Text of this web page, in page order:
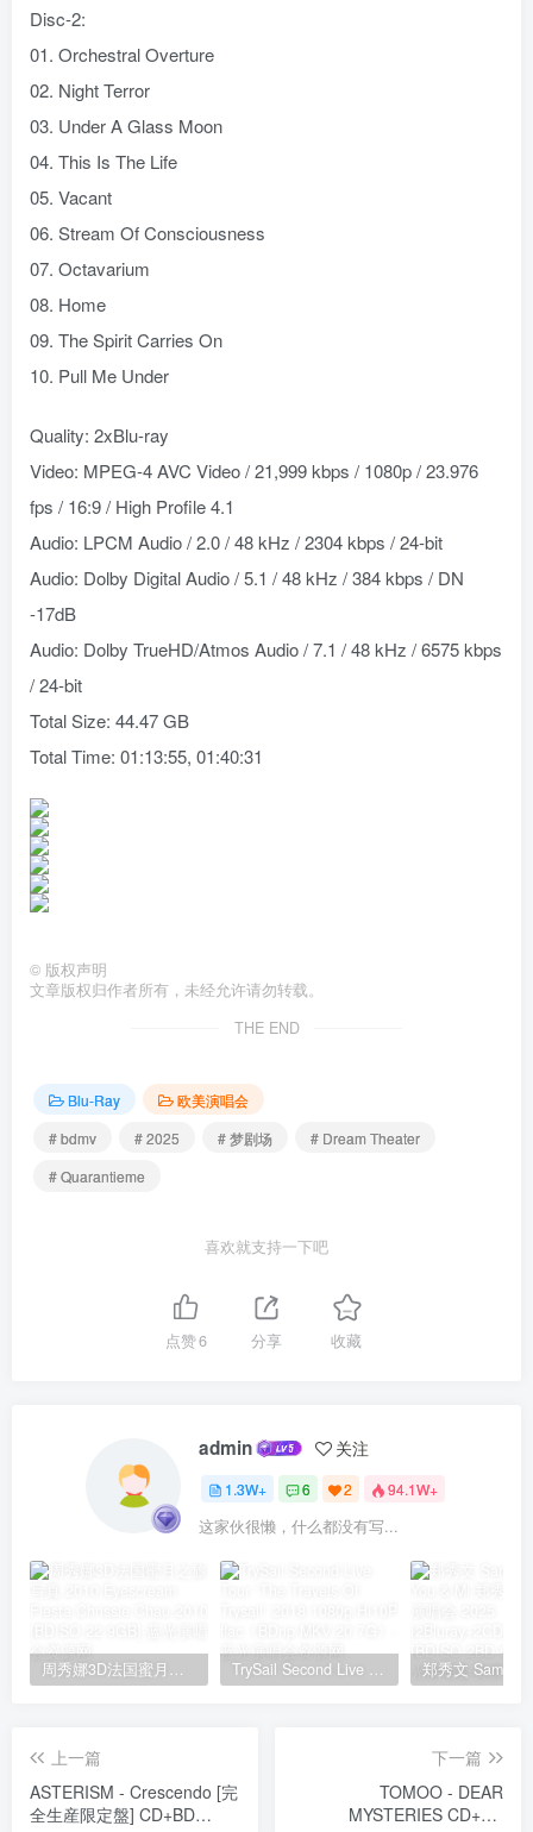
Disc-2:
01. Orchestral Overture
02. Night Terror
03. Under A Glass Moon
04. This Is The Life
05. Vacant
06. Stream Of Consciousness
07. Octavarium
08. Home
09. The Spirit Carries On
10. Pull Me Under
Quality: 2xBlu-ray
Video: MPEG-4 AVC Video / 21,999 kbps / 1080p / 23.976
fps / 16:9 / High Profile 4.1
Audio: LPCM Audio / 2.0 / 48 kHz / 2304 kbps / 24-bit
Audio: Dolby Digital Audio / 5.1 / 48 kHz / 384 kbps / DN
-17dB
Audio: Dolby TrueHD/Atmos Audio / 7.1 / 48 kHz / 6575 kbps
/ 24-bit
Total Size: 44.47 GB
Total Time: 01:13:55, 01:40:31
© 版权声明
文章版权归作者所有，未经允许请勿转载。
THE END
Blu-Ray
欧美演唱会
# bdmv
# 2025 # 梦剧场
# Dream Theater
# Quarantieme
喜欢就支持一下吧
点赞6 分享 收藏
admin 关注
1.3W+ 6 2 94.1W+
这家伙很懒，什么都没有写...
上一篇
ASTERISM - Crescendo [完
全生産限定盤] CD+BD
下一篇
TOMOO - DEAR
MYSTERIES CD+BD